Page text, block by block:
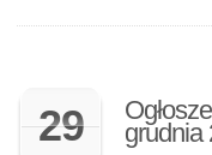
29 grudnia